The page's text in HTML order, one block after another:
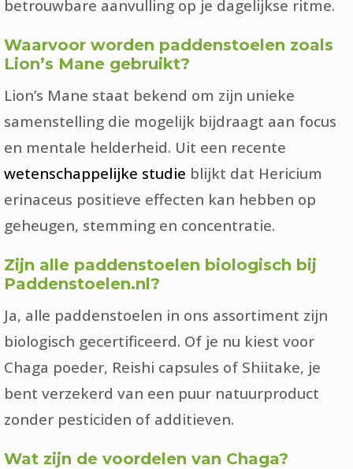
betrouwbare aanvulling op je dagelijkse ritme.
Waarvoor worden paddenstoelen zoals
Lion’s Mane gebruikt?
Lion’s Mane staat bekend om zijn unieke
samenstelling die mogelijk bijdraagt aan focus
en mentale helderheid. Uit een recente
wetenschappelijke studie blijkt dat Hericium
erinaceus positieve effecten kan hebben op
geheugen, stemming en concentratie.
Zijn alle paddenstoelen biologisch bij
Paddenstoelen.nl?
Ja, alle paddenstoelen in ons assortiment zijn
biologisch gecertificeerd. Of je nu kiest voor
Chaga poeder, Reishi capsules of Shiitake, je
bent verzekerd van een puur natuurproduct
zonder pesticiden of additieven.
Wat zijn de voordelen van Chaga?